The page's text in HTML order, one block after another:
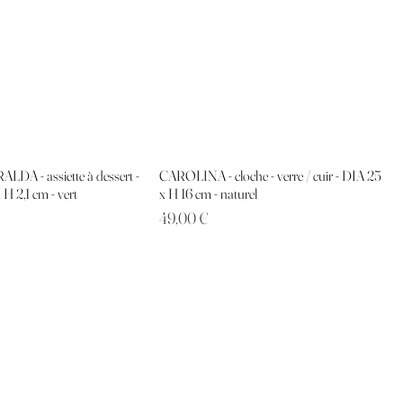
- assiette à dessert -
2,1 cm - vert
CAROLINA - cloche - verre / cuir - DIA 25
x H 16 cm - naturel
Prix
49,00 €